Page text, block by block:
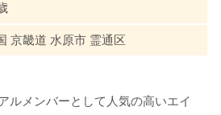
京畿道 水原市 霊通区
ルメンバーとして人気の高いエイ